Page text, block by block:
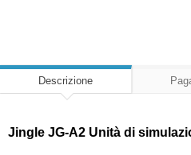
Descrizione
Jingle JG-A2 Unità di